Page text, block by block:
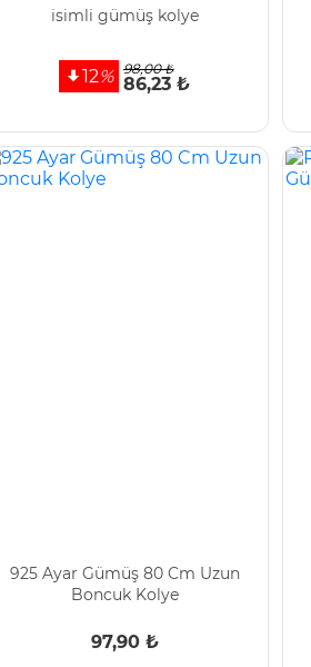
isimli gümüş kolye
12% 98,00 ₺
86,23 ₺
925 Ayar Gümüş 80 Cm Uzun
Boncuk Kolye
97,90 ₺